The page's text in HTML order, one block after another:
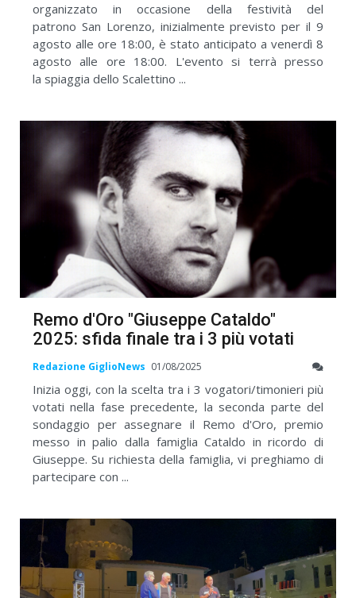
organizzato in occasione della festività del
patrono San Lorenzo, inizialmente previsto per il 9
agosto alle ore 18:00, è stato anticipato a venerdì 8
agosto alle ore 18:00. L'evento si terrà presso
la spiaggia dello Scalettino ...
Remo d'Oro "Giuseppe Cataldo"
2025: sfida finale tra i 3 più votati
Redazione GiglioNews 01/08/2025
Inizia oggi, con la scelta tra i 3 vogatori/timonieri più
votati nella fase precedente, la seconda parte del
sondaggio per assegnare il Remo d'Oro, premio
messo in palio dalla famiglia Cataldo in ricordo di
Giuseppe. Su richiesta della famiglia, vi preghiamo di
partecipare con ...